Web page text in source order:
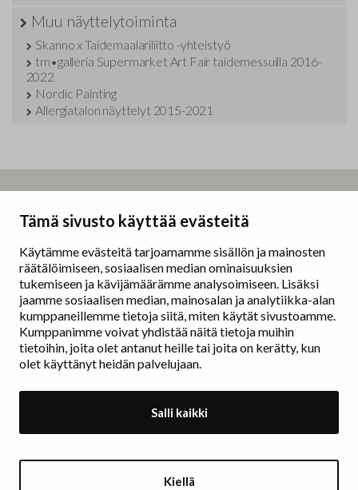
Tämä sivusto käyttää evästeitä
Käytämme evästeitä tarjoamamme sisällön ja mainosten
räätälöimiseen, sosiaalisen median ominaisuuksien
tukemiseen ja kävijämäärämme analysoimiseen. Lisäksi
jaamme sosiaalisen median, mainosalan ja analytiikka-alan
kumppaneillemme tietoja siitä, miten käytät sivustoamme.
Kumppanimme voivat yhdistää näitä tietoja muihin
tietoihin, joita olet antanut heille tai joita on kerätty, kun
olet käyttänyt heidän palvelujaan.
Salli kaikki
Kiellä
Muu näyttelytoiminta
Skanno x Taidemaalariliitto -yhteistyö
tm•galleria Supermarket Art Fair taidemessuilla 2016-
2022
Nordic Painting
Allergiatalon näyttelyt 2015-2021
Erottajankatu 9 B
00130 Helsinki
www.painters.fi
Näyttelytoiminta
tm•gallerian esittely
Muu näyttelytoiminta